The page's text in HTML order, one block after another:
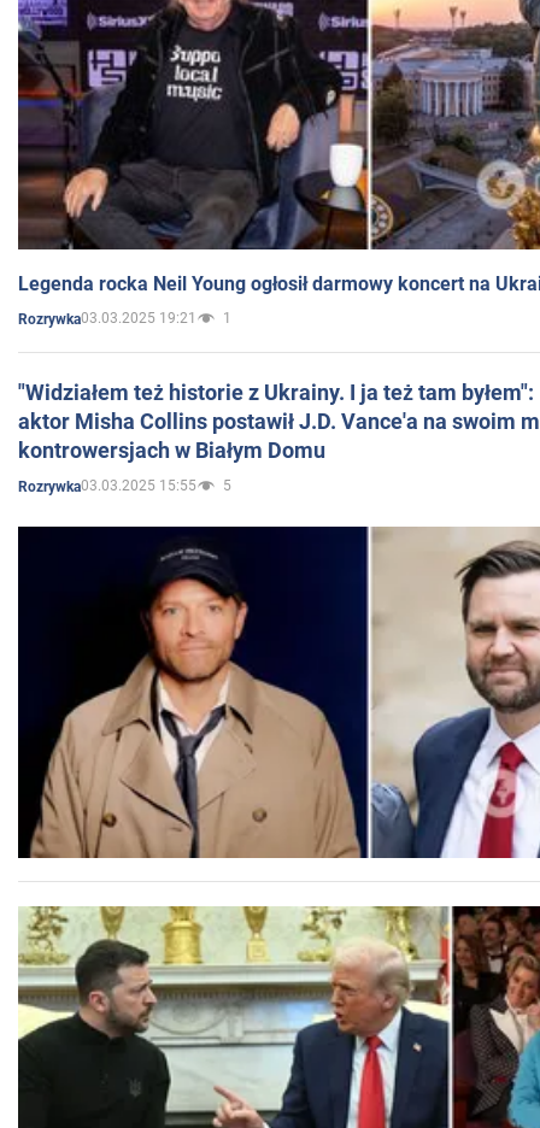
Legenda rocka Neil Young ogłosił darmowy koncert na
Rozrywka03.03.2025 19:21 1
"Widziałem też historie z Ukrainy. I ja też tam
aktor Misha Collins postawił J.D. Vance'a na swoim
kontrowersjach w Białym Domu
Rozrywka03.03.2025 15:55 5